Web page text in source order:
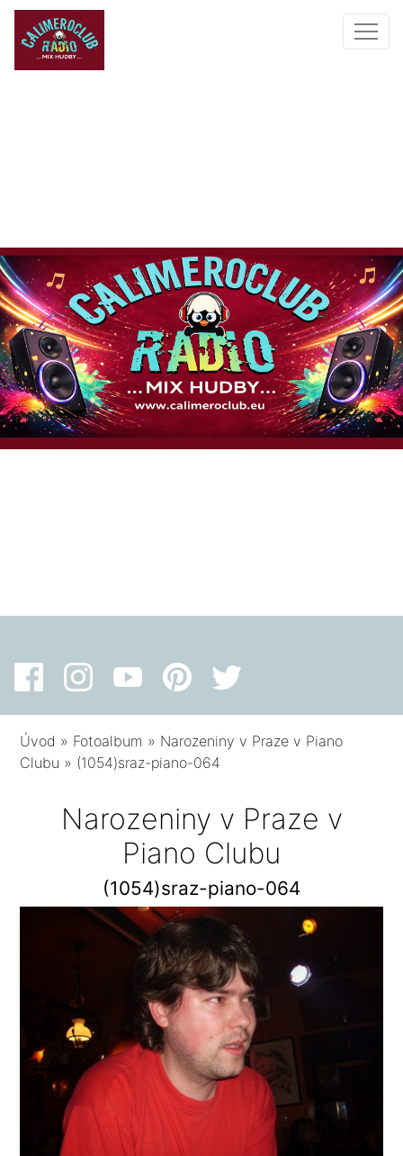
Úvod » Fotoalbum » Narozeniny v Praze v Piano
Clubu » (1054)sraz-piano-064
Narozeniny v Praze v
Piano Clubu
(1054)sraz-piano-064